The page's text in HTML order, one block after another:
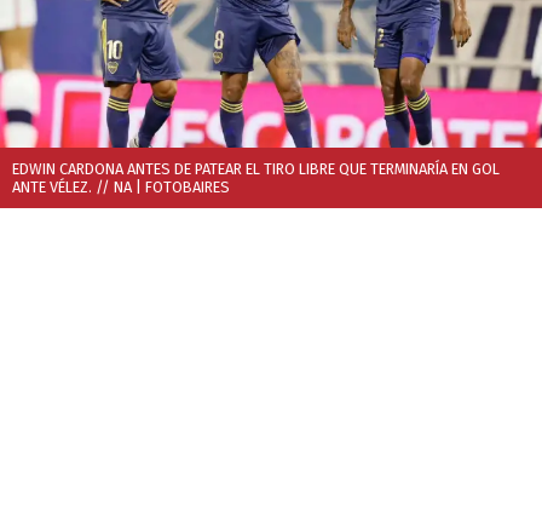
EDWIN CARDONA ANTES DE PATEAR EL TIRO LIBRE QUE TERMINARÍA EN GOL
ANTE VÉLEZ. // NA | FOTOBAIRES